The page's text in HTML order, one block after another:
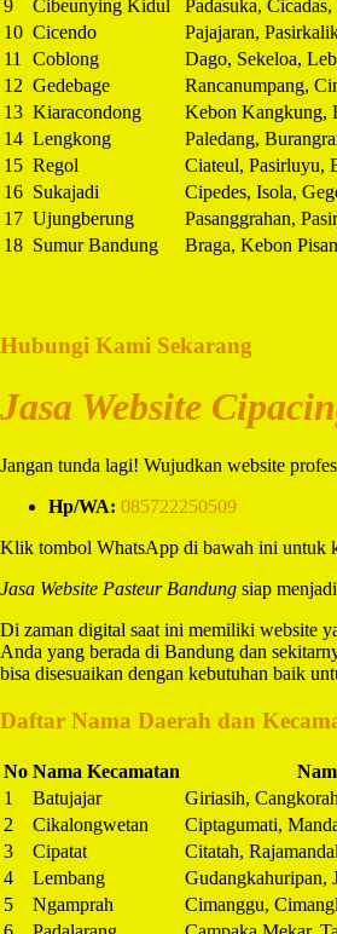
9
Cibeunying Kidul
Padasuka,
10 Cicendo
Pajajaran,
11
Coblong
Dago, Sekeloa,
12 Gedebage
Rancanumpang,
13 Kiaracondong
Kebon Kangkung,
14 Lengkong
Paledang,
15 Regol
Ciateul, Pasirluyu,
16 Sukajadi
Cipedes, Isola,
17 Ujungberung
Pasanggrahan,
18 Sumur Bandung Braga, Kebon
Hubungi Kami Sekarang
Jasa Website
Jangan tunda lagi! Wujudkan website
Hp/WA: 085722250509
Klik tombol WhatsApp di bawah ini untuk
Jasa Website Pasteur Bandung siap
Di zaman digital saat ini memiliki website
Anda yang berada di Bandung dan
bisa disesuaikan dengan kebutuhan baik
Daftar Nama Daerah dan
No Nama Kecamatan
1
Batujajar
Giriasih,
2
Cikalongwetan
Ciptagumati,
3
Cipatat
Citatah,
4
Lembang
Gudangkahuripan,
5
Ngamprah
Cimanggu,